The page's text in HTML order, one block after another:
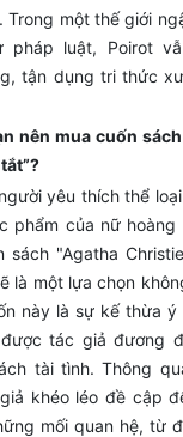
Trong một thế giới
pháp luật, Poirot
tận dụng tri thức
nên mua cuốn
yêu thích thể
phẩm của nữ hoàng
sách "Agatha
là một lựa chọn
này là sự kế thừa ý
tác giả đương
tài tình. Thông
khéo léo đề cập
mối quan hệ, từ